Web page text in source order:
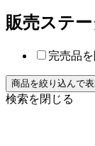
販売ステ
完売品を
検索を閉じる